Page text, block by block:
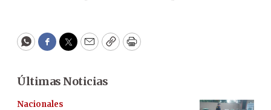
WhatsApp
Facebook
Twitter
EmailCopyPrint
Últimas Noticias
Nacionales